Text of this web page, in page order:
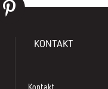
KONTAKT